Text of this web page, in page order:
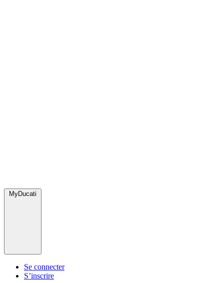
MyDucati
Se connecter
S’inscrire